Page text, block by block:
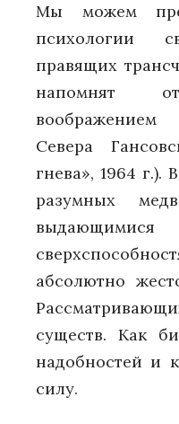
Мы можем
психологии
правящих
напомнят
воображением
Севера
гнева», 1964
разумных
выдающимися
абсолютно
существ. Как
надобностей и
силу.